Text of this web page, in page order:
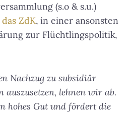
(s.o & s.u.)
ZdK, in einer ansonsten
zur Flüchtlingspolitik,
Nachzug zu subsidiär
auszusetzen, lehnen wir ab.
hohes Gut und fördert die